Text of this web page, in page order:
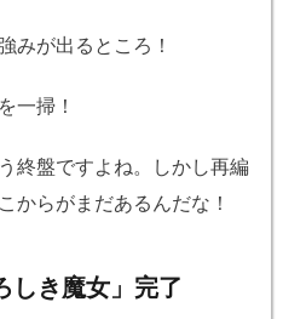
みが出るところ！
一掃！
終盤ですよね。しかし再編
からがまだあるんだな！
き魔女」完了